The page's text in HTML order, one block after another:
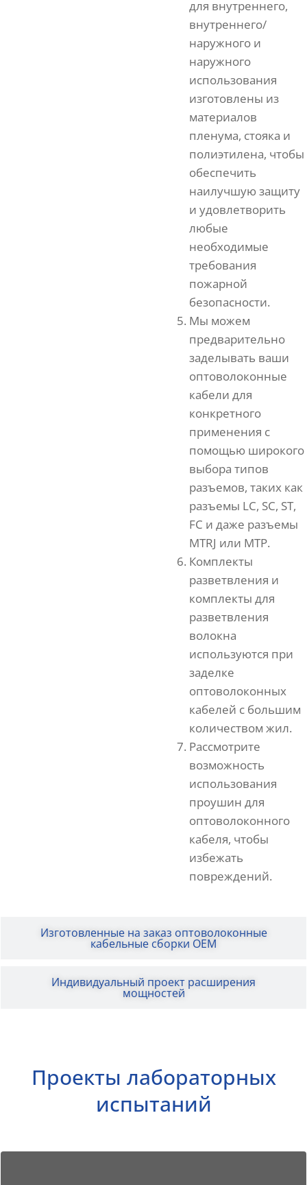
Изготовленные на заказ оптоволоконные
кабельные сборки OEM
Индивидуальный проект расширения
мощностей
для внутреннего,
внутреннего/
наружного и
наружного
использования
изготовлены из
материалов
пленума, стояка и
полиэтилена, чтобы
обеспечить
наилучшую защиту
и удовлетворить
любые
необходимые
требования
пожарной
безопасности.
Мы можем
предварительно
заделывать ваши
оптоволоконные
кабели для
конкретного
применения с
помощью широкого
выбора типов
разъемов, таких как
разъемы LC, SC, ST,
FC и даже разъемы
MTRJ или MTP.
Комплекты
разветвления и
комплекты для
разветвления
волокна
используются при
заделке
оптоволоконных
кабелей с большим
количеством жил.
Рассмотрите
возможность
использования
проушин для
оптоволоконного
кабеля, чтобы
избежать
повреждений.
Проекты лабораторных
испытаний